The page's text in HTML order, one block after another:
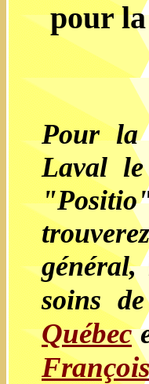
pour
Pour la
Laval
soins
Québec